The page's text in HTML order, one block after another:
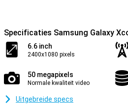
Specificaties Samsung Galaxy
6.6 inch
2400x1080 pixels
50 megapixels
Normale kwaliteit video
Uitgebreide specs